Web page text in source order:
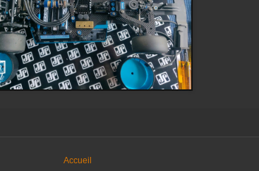
Accueil